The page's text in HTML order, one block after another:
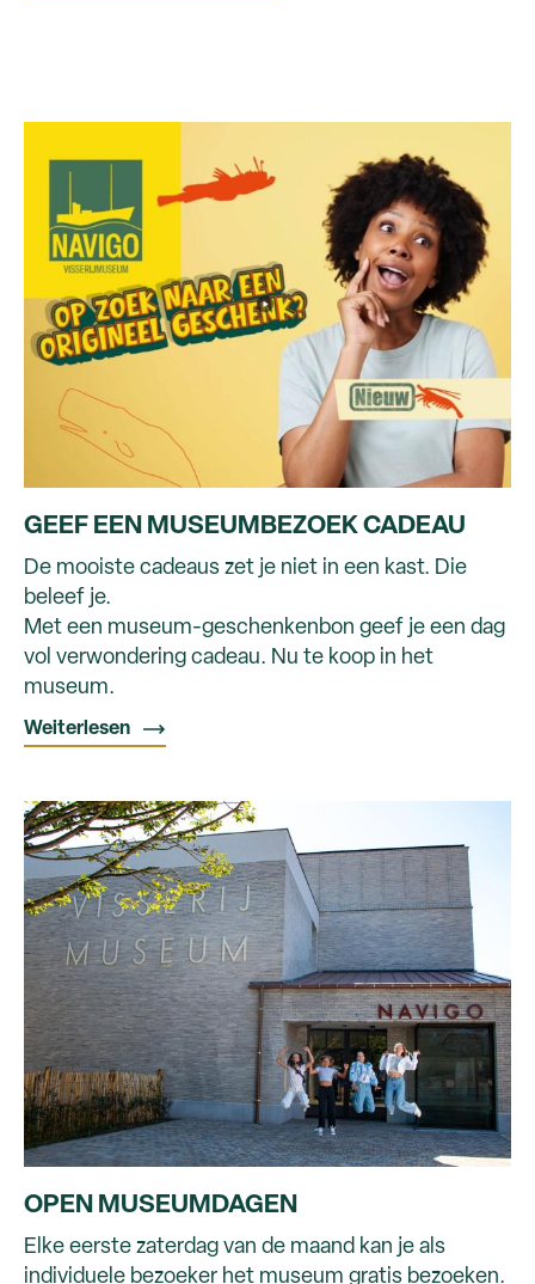
GEEF EEN MUSEUMBEZOEK CADEAU
De mooiste cadeaus zet je niet in een kast. Die
beleef je.
Met een museum-geschenkenbon geef je een dag
vol verwondering cadeau. Nu te koop in het
museum.
Weiterlesen
OPEN MUSEUMDAGEN
Elke eerste zaterdag van de maand kan je als
individuele bezoeker het museum gratis bezoeken.